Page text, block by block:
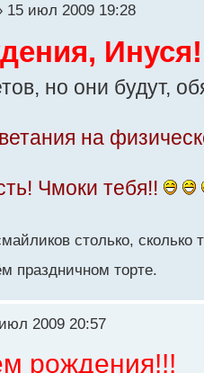
15 июл 2009 19:28
но они будут,
на
Чмоки тебя!!
столько, сколько
праздничном торте.
2009 20:57
рождения!!!